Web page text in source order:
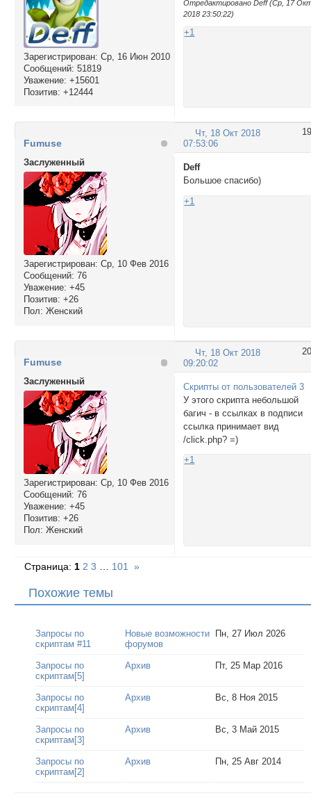
Зарегистрирован: Ср, 16 Июн 2010
Сообщений: 51819
Уважение: +15601
Позитив: +12444
Отредактировано Deff (Ср, 17
2018 23:50:22)
+1
19
Чт, 18 Окт 2018
07:53:06
Fumuse
Заслуженный
Зарегистрирован: Ср, 10 Фев 2016
Сообщений: 76
Уважение: +45
Позитив: +26
Пол: Женский
Deff
Большое спасибо)
+1
20
Чт, 18 Окт 2018
09:20:02
Fumuse
Заслуженный
Зарегистрирован: Ср, 10 Фев 2016
Сообщений: 76
Уважение: +45
Позитив: +26
Пол: Женский
Скрипты от пользователей 3
У этого скрипта небольшой
багич - в ссылках в подписи
ссылка принимает вид
/click.php? =)
+1
Страница:1 2 3 … 101 »
Похожие темы
Запросы по
скриптам #11
Новые возможности
форумов
Пн, 27 Июл 2026
Запросы по
скриптам[5]
Архив Пт, 25 Мар 2016
Запросы по
скриптам[4]
Архив Вс, 8 Ноя 2015
Запросы по
скриптам[3]
Архив Вс, 3 Май 2015
Запросы по
скриптам[2]
Архив Пн, 25 Авг 2014